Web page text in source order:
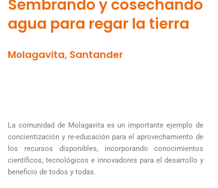
Sembrando y cosechando
agua para regar la tierra
Molagavita, Santander
La comunidad de Molagavita es un importante ejemplo de
concientización y re-educación para el aprovechamiento de
los recursos disponibles, incorporando conocimientos
científicos, tecnológicos e innovadores para el desarrollo y
beneficio de todos y todas.